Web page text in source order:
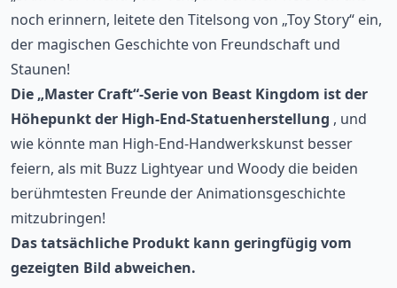
noch erinnern, leitete den Titelsong von „Toy Story“ ein,
der magischen Geschichte von Freundschaft und
Staunen!
Die „Master Craft“-Serie von Beast Kingdom ist der
Höhepunkt der High-End-Statuenherstellung , und
wie könnte man High-End-Handwerkskunst besser
feiern, als mit Buzz Lightyear und Woody die beiden
berühmtesten Freunde der Animationsgeschichte
mitzubringen!
Das tatsächliche Produkt kann geringfügig vom
gezeigten Bild abweichen.